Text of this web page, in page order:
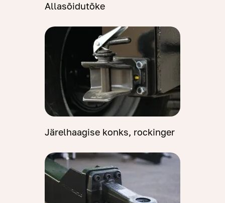
Allasõidutõke
Järelhaagise konks, rockinger